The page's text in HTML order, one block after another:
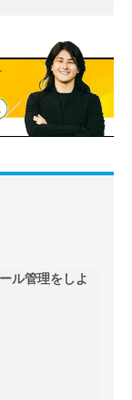
ル管理をしよ